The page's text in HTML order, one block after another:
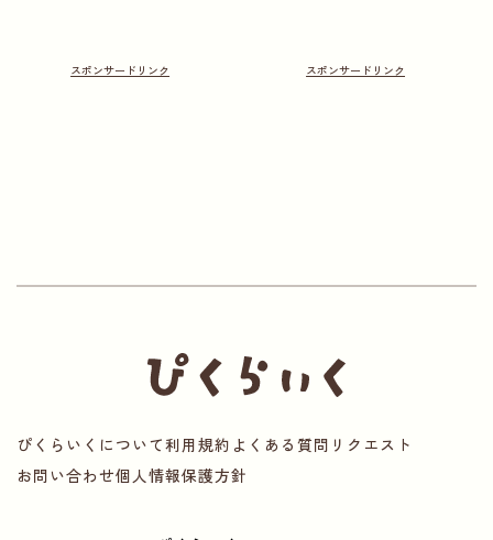
ぴくらいくについて利用規約 よくある質問 リクエスト
お問い合わせ個人情報保護方針